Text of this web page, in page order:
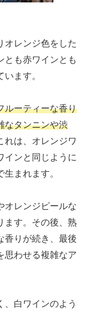
オレンジ色をした
とも赤ワインとも
ます。
ルーティーな香り
なタンニンや渋
れは、オレンジワ
インと同じように
まれます。
オレンジピールな
ます。その後、熟
香りが続き、最後
思わせる複雑なア
、白ワインのよう